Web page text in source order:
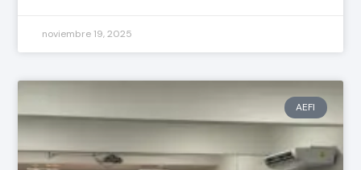
noviembre 19, 2025
AEFI